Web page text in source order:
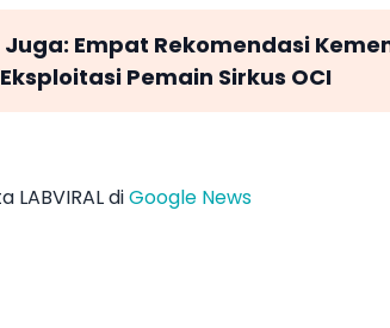
Juga: Empat Rekomendasi
Pemain Sirkus OCI
LABVIRAL diGoogle News